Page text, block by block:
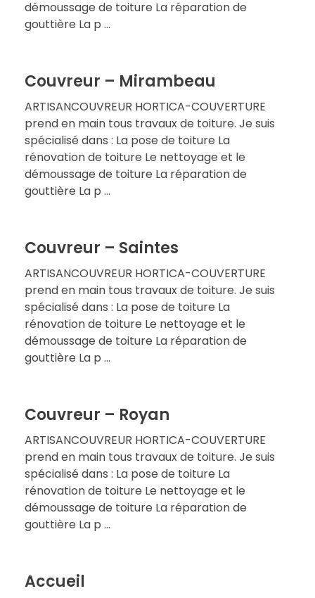
démoussage de toiture La réparation de
gouttière La p ...
Couvreur – Mirambeau
ARTISANCOUVREUR HORTICA-COUVERTURE
prend en main tous travaux de toiture. Je suis
spécialisé dans : La pose de toiture La
rénovation de toiture Le nettoyage et le
démoussage de toiture La réparation de
gouttière La p ...
Couvreur – Saintes
ARTISANCOUVREUR HORTICA-COUVERTURE
prend en main tous travaux de toiture. Je suis
spécialisé dans : La pose de toiture La
rénovation de toiture Le nettoyage et le
démoussage de toiture La réparation de
gouttière La p ...
Couvreur – Royan
ARTISANCOUVREUR HORTICA-COUVERTURE
prend en main tous travaux de toiture. Je suis
spécialisé dans : La pose de toiture La
rénovation de toiture Le nettoyage et le
démoussage de toiture La réparation de
gouttière La p ...
Accueil